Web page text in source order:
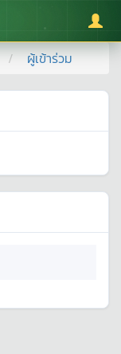
ผู้เข้าร่วม